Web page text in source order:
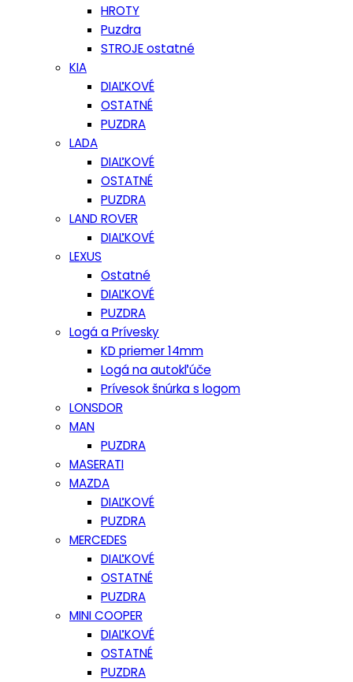
HROTY
Puzdra
STROJE ostatné
KIA
DIAĽKOVÉ
OSTATNÉ
PUZDRA
LADA
DIAĽKOVÉ
OSTATNÉ
PUZDRA
LAND ROVER
DIAĽKOVÉ
LEXUS
Ostatné
DIAĽKOVÉ
PUZDRA
Logá a Prívesky
KD priemer 14mm
Logá na autokľúče
Prívesok šnúrka s logom
LONSDOR
MAN
PUZDRA
MASERATI
MAZDA
DIAĽKOVÉ
PUZDRA
MERCEDES
DIAĽKOVÉ
OSTATNÉ
PUZDRA
MINI COOPER
DIAĽKOVÉ
OSTATNÉ
PUZDRA